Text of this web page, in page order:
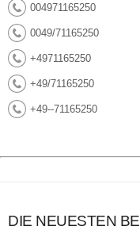
004971165250
0049/71165250
+4971165250
+49/71165250
+49--71165250
DIE NEUESTEN